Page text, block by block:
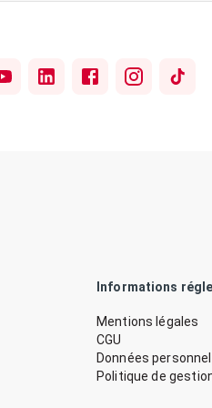
Informations
Mentions légales
CGU
Données
Politique de